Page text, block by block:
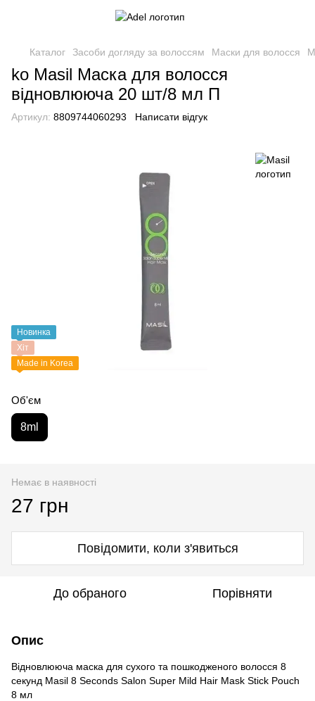
Каталог Засоби догляду за волоссям Маски для волосся
ko Masil Маска для волосся
відновлююча 20 шт/8 мл П
Артикул: 8809744060293 Написати відгук
Новинка
Хіт
Made in Korea
Об'єм
8ml
Немає в наявності
27 грн
Повідомити, коли з'явиться
До обраного Порівняти
Опис
Відновлююча маска для сухого та пошкодженого волосся 8
секунд Masil 8 Seconds Salon Super Mild Hair Mask Stick Pouch
8 мл